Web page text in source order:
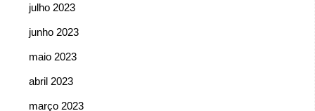
julho 2023
junho 2023
maio 2023
abril 2023
março 2023